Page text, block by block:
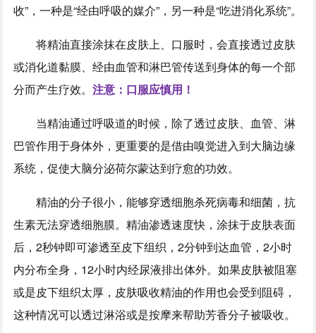
收”，一种是“经由呼吸的媒介”，另一种是“吃进消化系统”。
将精油直接涂抹在皮肤上、口服时，会直接透过皮肤
或消化道黏膜、经由血管和淋巴管传送到身体的每一个部
分而产生疗效。注意：口服应慎用！
当精油通过呼吸道的时候，除了透过皮肤、血管、淋
巴管作用于身体外，更重要的是借由嗅觉进入到大脑边缘
系统，促使大脑分泌荷尔蒙达到疗愈的功效。
精油的分子很小，能够穿透细胞杀死病毒和细菌，抗
生素无法穿透细胞膜。精油渗透速度快，涂抹于皮肤表面
后，2秒钟即可渗透至皮下组织，2分钟到达血管，2小时
内分布全身，12小时内经尿液排出体外。如果皮肤被阻塞
或是皮下组织太厚，皮肤吸收精油的作用也会受到阻碍，
这种情况可以透过淋浴或是按摩来帮助芳香分子被吸收。